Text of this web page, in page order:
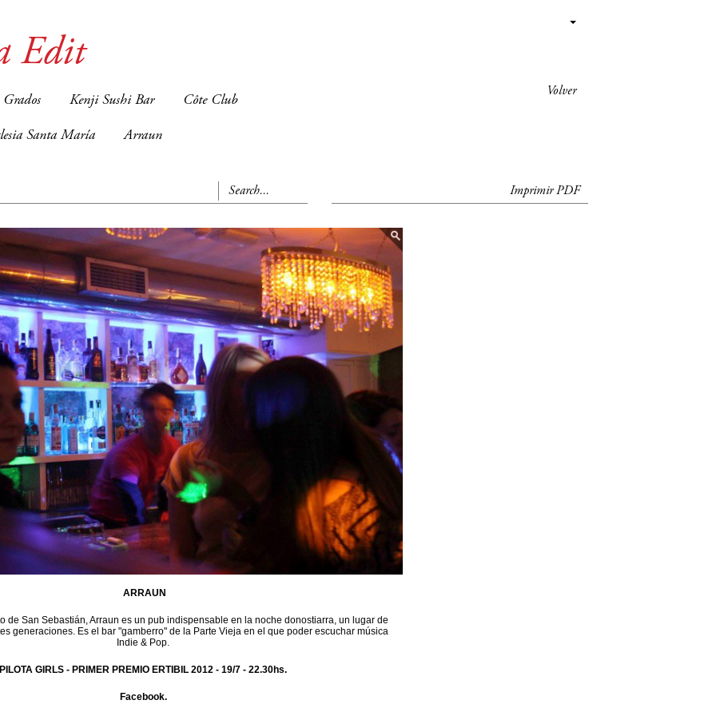
Volver
Edit
Kenji Sushi Bar Côte Club
Santa María Arraun
Imprimir PDF
ARRAUN
de San Sebastián, Arraun es un pub indispensable en la noche donostiarra, un lugar de
generaciones. Es el bar "gamberro" de la Parte Vieja en el que poder escuchar música
Indie & Pop.
PILOTA GIRLS - PRIMER PREMIO ERTIBIL 2012 - 19/7 - 22.30hs.
Facebook.